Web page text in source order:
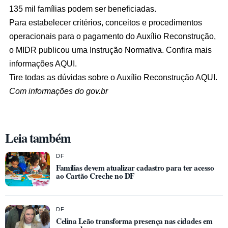
135 mil famílias podem ser beneficiadas.
Para estabelecer critérios, conceitos e procedimentos
operacionais para o pagamento do Auxílio Reconstrução,
o MIDR publicou uma Instrução Normativa. Confira mais
informaçõesAQUI.
Tire todas as dúvidas sobre o Auxílio ReconstruçãoAQUI.
Com informações do gov.br
Leia também
DF
Famílias devem atualizar cadastro para ter acesso
ao Cartão Creche no DF
DF
Celina Leão transforma presença nas cidades em